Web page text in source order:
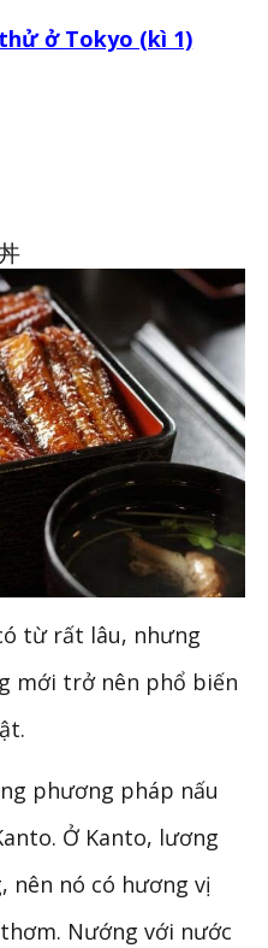
ở Tokyo (kì 1)
từ rất lâu, nhưng
mới trở nên phổ biến
phương pháp nấu
Ở Kanto, lương
nên nó có hương vị
Nướng với nước